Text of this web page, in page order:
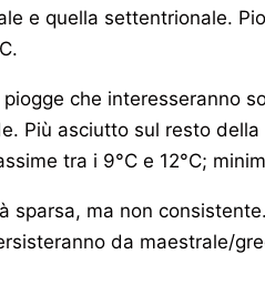
e quella settentrionale.
che interesseranno
Più asciutto sul resto della
tra i 9°C e 12°C;
sparsa, ma non
da maestrale/